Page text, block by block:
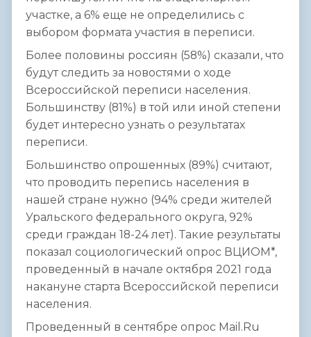
участке, а 6% еще не определились с
выбором формата участия в переписи.
Более половины россиян (58%) сказали, что
будут следить за новостями о ходе
Всероссийской переписи населения.
Большинству (81%) в той или иной степени
будет интересно узнать о результатах
переписи.
Большинство опрошенных (89%) считают,
что проводить перепись населения в
нашей стране нужно (94% среди жителей
Уральского федерального округа, 92%
среди граждан 18-24 лет). Такие результаты
показал социологический опрос ВЦИОМ*,
проведенный в начале октября 2021 года
накануне старта Всероссийской переписи
населения.
Проведенный в сентябре опрос Mail.Ru